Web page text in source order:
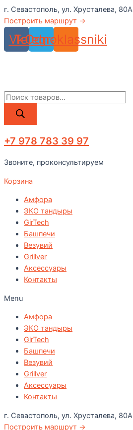
Перейти
к
содержимому
г. Севастополь, ул. Хрусталева, 80А
Построить маршрут →
Vk
Telegram
Odnoklassniki
Поиск
товаров
+7 978 783 39 97
Звоните, проконсультируем
Корзина
Амфора
ЭКО тандыры
GirTech
Башпечи
Везувий
Grillver
Аксессуары
Контакты
Menu
Амфора
ЭКО тандыры
GirTech
Башпечи
Везувий
Grillver
Аксессуары
Контакты
г. Севастополь, ул. Хрусталева, 80А
Построить маршрут →